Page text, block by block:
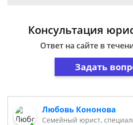
Консультация
Ответ на сайте в
Задать
Любовь Кононова
Семейный юрист,